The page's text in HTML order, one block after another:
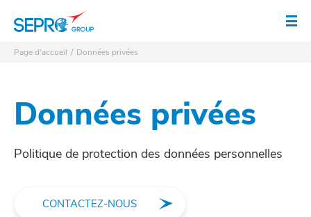
Page d'accueil Données privées
Données privées
Politique de protection des données personnelles
CONTACTEZ-NOUS